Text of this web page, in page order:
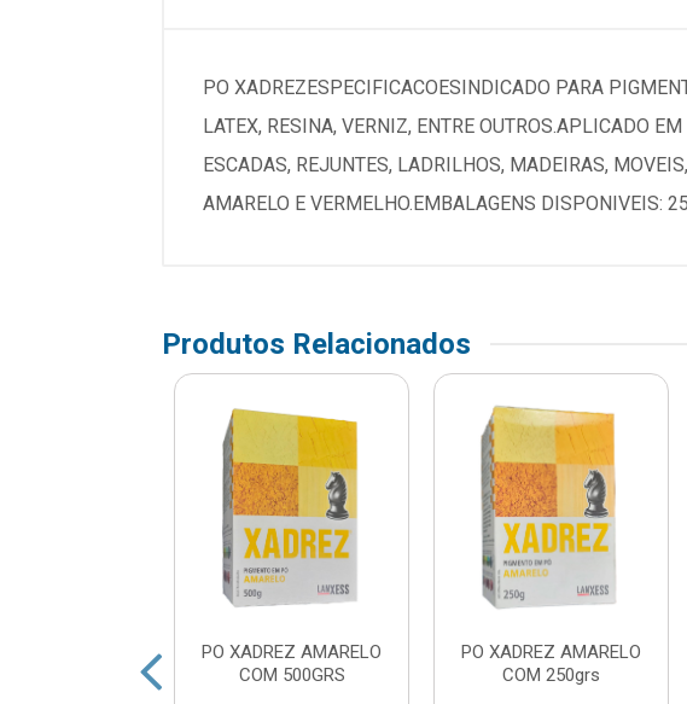
PO XADREZESPECIFICACOESINDICADO PARA
LATEX, RESINA, VERNIZ, ENTRE OUTROS.APLICADO
ESCADAS, REJUNTES, LADRILHOS, MADEIRAS,
AMARELO E VERMELHO.EMBALAGENS DISPONIVEIS:
Produtos Relacionados
PO XADREZ AMARELO
COM 500GRS
PO XADREZ AMARELO
COM 250grs